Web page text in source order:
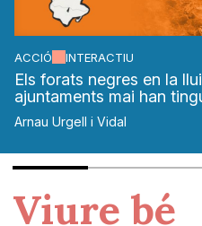
ACCIÓ INTERACTIU
Els forats negres en la
ajuntaments mai han
Arnau Urgell i Vidal
Viure bé